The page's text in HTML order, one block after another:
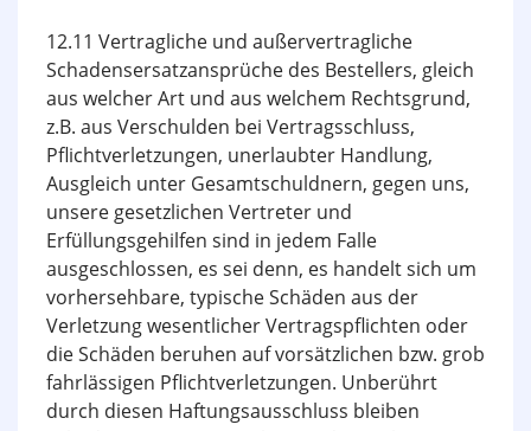
12.11 Vertragliche und außervertragliche
Schadensersatzansprüche des Bestellers, gleich
aus welcher Art und aus welchem Rechtsgrund,
z.B. aus Verschulden bei Vertragsschluss,
Pflichtverletzungen, unerlaubter Handlung,
Ausgleich unter Gesamtschuldnern, gegen uns,
unsere gesetzlichen Vertreter und
Erfüllungsgehilfen sind in jedem Falle
ausgeschlossen, es sei denn, es handelt sich um
vorhersehbare, typische Schäden aus der
Verletzung wesentlicher Vertragspflichten oder
die Schäden beruhen auf vorsätzlichen bzw. grob
fahrlässigen Pflichtverletzungen. Unberührt
durch diesen Haftungsausschluss bleiben